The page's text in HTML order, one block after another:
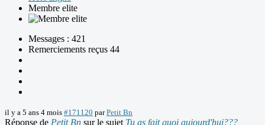
Membre elite
Messages : 421
Remerciements reçus 44
il y a 5 ans 4 mois #171120 parPetit Bn
Réponse de Petit Bn sur le sujet Tu as fait quoi aujourd'hui???